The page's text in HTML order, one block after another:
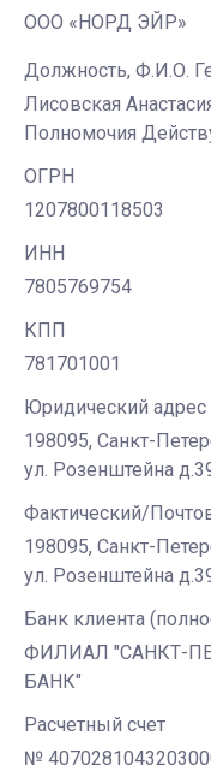
ООО «НОРД ЭЙР»
Должность, Ф.И.О.
Лисовская
Полномочия
ОГРН
1207800118503
ИНН
7805769754
КПП
781701001
Юридический адрес
198095, Санкт-
ул. Розенштейна
Фактический/
198095, Санкт-
ул. Розенштейна
Банк клиента
ФИЛИАЛ "САНКТ-
БАНК"
Расчетный счет
№